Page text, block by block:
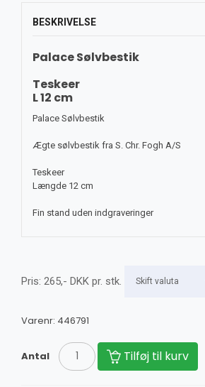
BESKRIVELSE
Palace Sølvbestik
Teskeer
L 12 cm
Palace Sølvbestik
Ægte sølvbestik fra S. Chr. Fogh A/S
Teskeer
Længde 12 cm
Fin stand uden indgraveringer
Pris: 265,- DKK pr. stk.
Varenr: 446791
Antal Tilføj til kurv